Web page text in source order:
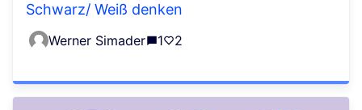
Schwarz/ Weiß denken
Werner Simader 1 2